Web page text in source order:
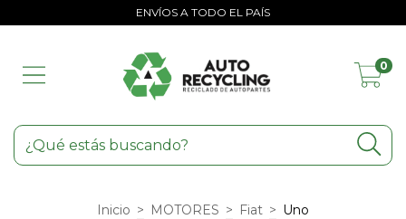
ENVÍOS A TODO EL PAÍS
0
Inicio > MOTORES > Fiat > Uno